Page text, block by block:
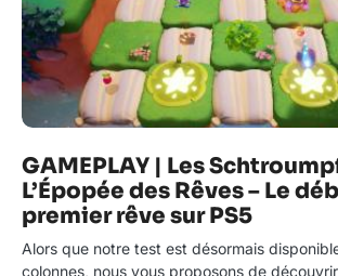
GAMEPLAY | Les
L’Épopée des Rêves – Le
premier rêve sur PS5
Alors que notre test est désormais
colonnes, nous vous proposons de